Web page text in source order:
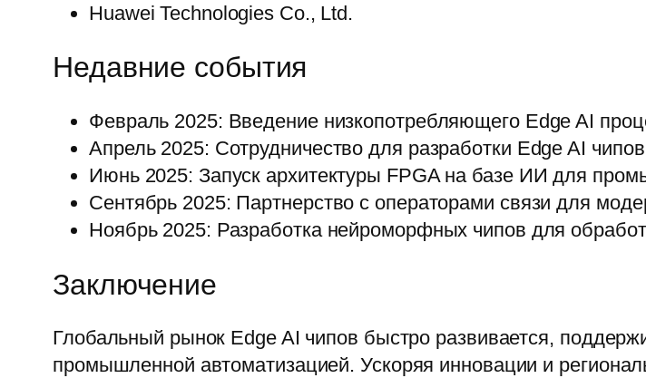
Huawei Technologies Co., Ltd.
Недавние события
Февраль 2025: Введение низкопотребляющего Edge AI
Апрель 2025: Сотрудничество для разработки Edge AI
Июнь 2025: Запуск архитектуры FPGA на базе ИИ для
Сентябрь 2025: Партнерство с операторами связи для
Ноябрь 2025: Разработка нейроморфных чипов для
Заключение
Глобальный рынок Edge AI чипов быстро развивается,
промышленной автоматизацией. Ускоряя инновации и